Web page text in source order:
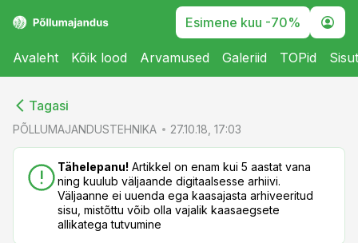
Esimene kuu -70%
Avaleht Kõik lood Arvamused Galeriid TOPid
Tagasi
PÕLLUMAJANDUSTEHNIKA 27.10.18, 17:03
Tähelepanu! Artikkel on enam kui 5 aastat vana
ning kuulub väljaande digitaalsesse arhiivi.
Väljaanne ei uuenda ega kaasajasta arhiveeritud
sisu, mistõttu võib olla vajalik kaasaegsete
allikatega tutvumine